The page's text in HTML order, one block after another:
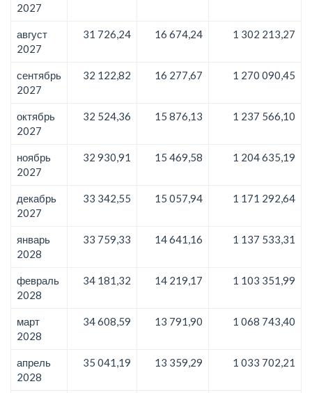
2027
август
2027
31 726,24 16 674,24 1 302 213,27
сентябрь
2027
32 122,82 16 277,67 1 270 090,45
октябрь
2027
32 524,36 15 876,13 1 237 566,10
ноябрь
2027
32 930,91 15 469,58 1 204 635,19
декабрь
2027
33 342,55 15 057,94 1 171 292,64
январь
2028
33 759,33 14 641,16 1 137 533,31
февраль
2028
34 181,32 14 219,17 1 103 351,99
март
2028
34 608,59 13 791,90 1 068 743,40
апрель
2028
35 041,19 13 359,29 1 033 702,21